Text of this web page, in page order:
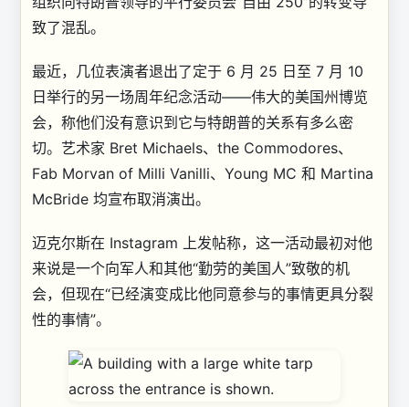
致了混乱。
最近，几位表演者退出了定于 6 月 25 日至 7 月 10
日举行的另一场周年纪念活动——伟大的美国州博览
会，称他们没有意识到它与特朗普的关系有多么密
切。艺术家 Bret Michaels、the Commodores、
Fab Morvan of Milli Vanilli、Young MC 和 Martina
McBride 均宣布取消演出。
迈克尔斯在 Instagram 上发帖称，这一活动最初对他
来说是一个向军人和其他“勤劳的美国人”致敬的机
会，但现在“已经演变成比他同意参与的事情更具分裂
性的事情”。